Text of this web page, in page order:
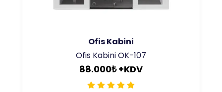
Ofis Kabini
Ofis Kabini OK-107
88.000₺ +KDV